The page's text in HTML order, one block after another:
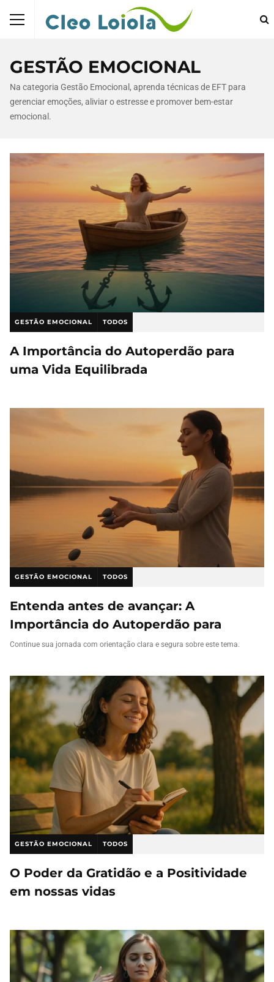
GESTÃO EMOCIONAL
Na categoria Gestão Emocional, aprenda técnicas de EFT para
gerenciar emoções, aliviar o estresse e promover bem-estar
emocional.
GESTÃO EMOCIONAL TODOS
A Importância do Autoperdão para
uma Vida Equilibrada
GESTÃO EMOCIONAL TODOS
Entenda antes de avançar: A
Importância do Autoperdão para
Continue sua jornada com orientação clara e segura sobre este tema.
GESTÃO EMOCIONAL TODOS
O Poder da Gratidão e a Positividade
em nossas vidas